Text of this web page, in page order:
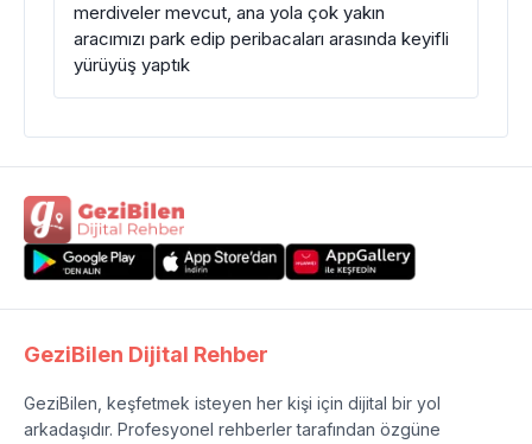
merdiveler mevcut, ana yola çok yakın
aracımızı park edip peribacaları arasında keyifli
yürüyüş yaptık
GeziBilen Dijital Rehber
GeziBilen, keşfetmek isteyen her kişi için dijital bir yol
arkadaşıdır. Profesyonel rehberler tarafından özgüne